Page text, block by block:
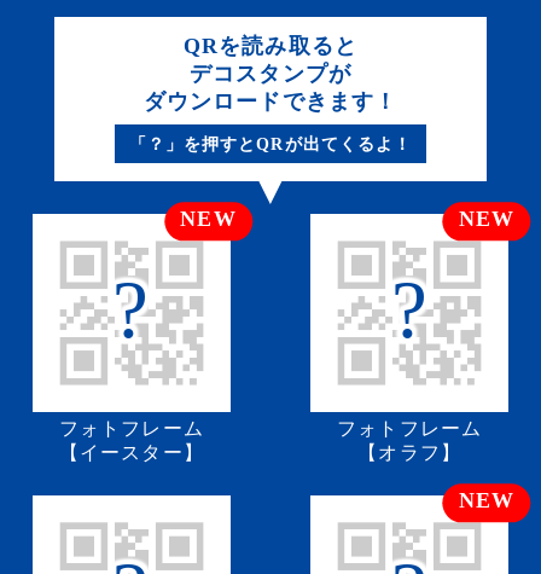
QRを読み取ると
デコスタンプが
ダウンロードできます！
「？」を押すとQRが出てくるよ！
?
フォトフレーム
【イースター】
?
フォトフレーム
【オラフ】